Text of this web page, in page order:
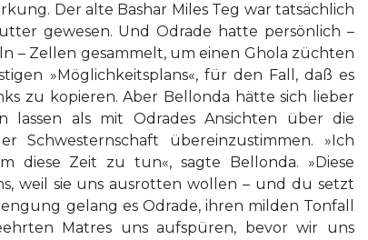
Der alte Bashar Miles Teg war tatsächlich
gewesen. Und Odrade hatte persönlich –
– Zellen gesammelt, um einen Ghola züchten
»Möglichkeitsplans«, für den Fall, daß es
zu kopieren. Aber Bellonda hätte sich lieber
lassen als mit Odrades Ansichten über die
Schwesternschaft übereinzustimmen. »Ich
diese Zeit zu tun«, sagte Bellonda. »Diese
weil sie uns ausrotten wollen – und du setzt
gelang es Odrade, ihren milden Tonfall
Matres uns aufspüren, bevor wir uns